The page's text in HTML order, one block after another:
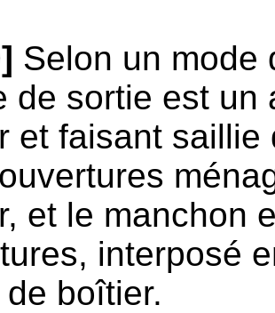
Selon un mode
de sortie est un
et faisant
et le manchon
interposé
boîtier.